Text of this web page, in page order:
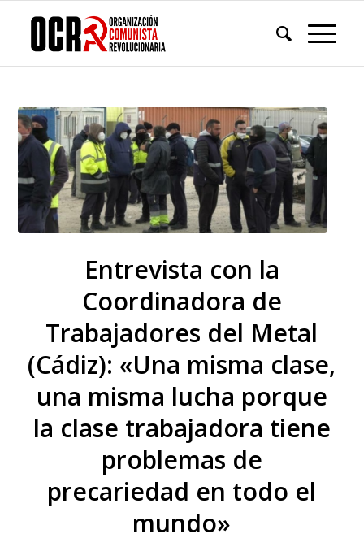
Entrevista con la
Coordinadora de
Trabajadores del Metal
(Cádiz): «Una misma clase,
una misma lucha porque
la clase trabajadora tiene
problemas de
precariedad en todo el
mundo»